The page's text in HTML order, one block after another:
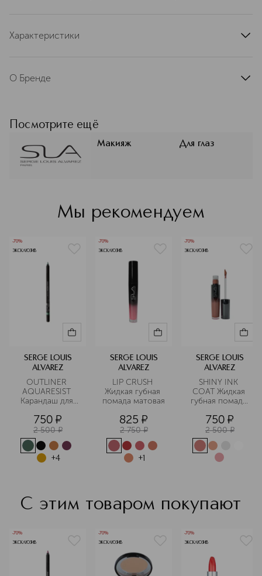
Характеристики
О Бренде
декоративной косметики,
основанный в 1992 году Сержем Луи
Альваресом, мастером макияжа с
фотосессиях и на подиумах. SLA
отличающуюся инновационными
решениями в составах и упаковках,
включая тональные средства, пудры,
тени для век, помады и многое
другое. Бренд использует
экологически чистые материалы для
упаковки и активно участвует в
различных экологических проектах.
Посмотрите ещё
Макияж Для глаз
Мы рекомендуем
-70%
ЭКСКЛЮЗИВ
SERGE LOUIS
ALVAREZ
OUTLINER
AQUARESIST
Карандаш для
750 ¤
2 500 ¤
+4
-70%
ЭКСКЛЮЗИВ
SERGE LOUIS
ALVAREZ
LIP CRUSH
Жидкая губная
помада матовая
825 ¤
2 750 ¤
+1
-70%
ЭКСКЛЮЗИВ
SERGE LOUIS
ALVAREZ
SHINY INK
COAT Жидкая
губная помада
750 ¤
2 500 ¤
С этим товаром покупают
-70%
ЭКСКЛЮЗИВ
-70%
ЭКСКЛЮЗИВ
-70%
ЭКСКЛЮЗИВ